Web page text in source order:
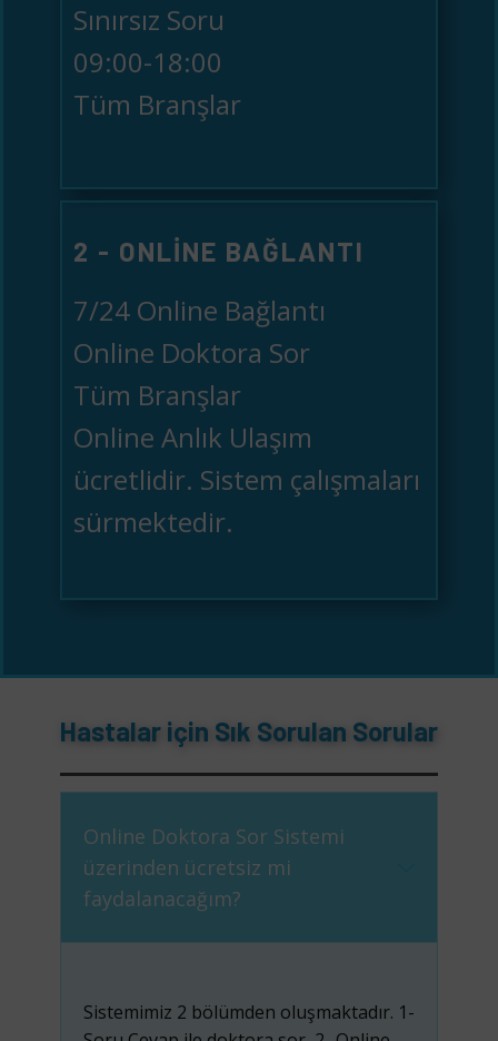
Sınırsız Soru
09:00-18:00
Tüm Branşlar
2 - ONLINE BAĞLANTI
7/24 Online Bağlantı
Online Doktora Sor
Tüm Branşlar
Online Anlık Ulaşım
ücretlidir. Sistem çalışmaları
sürmektedir.
Hastalar için Sık Sorulan Sorular
Online Doktora Sor Sistemi
üzerinden ücretsiz mi
faydalanacağım?
Sistemimiz 2 bölümden oluşmaktadır. 1-